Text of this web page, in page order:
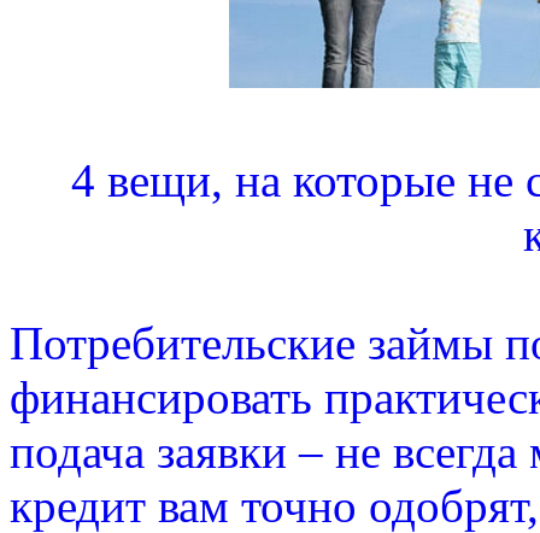
4 вещи, на которые не
Потребительские займы
финансировать
подача заявки – не
кредит вам точно